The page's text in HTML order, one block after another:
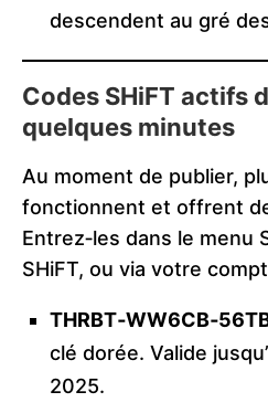
descendent au gré
Codes SHiFT actifs
quelques minutes
Au moment de publier,
fonctionnent et offrent
Entrez‑les dans le menu
SHiFT, ou via votre
clé dorée. Valide
2025.